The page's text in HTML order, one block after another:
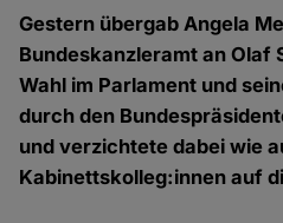
Gestern übergab Angela
Bundeskanzleramt an Olaf
Wahl im Parlament und
durch den
und verzichtete dabei wie
Kabinettskolleg:innen auf